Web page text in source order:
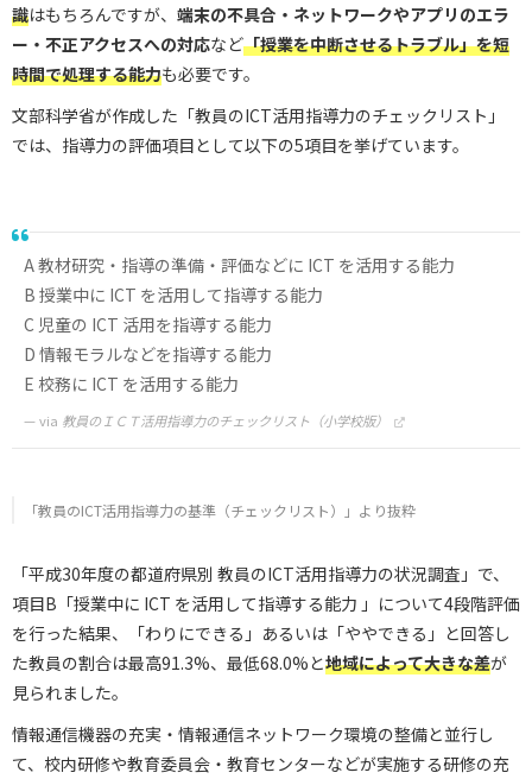
識はもちろんですが、 端末の不具合・ネットワークやアプリのエラ
ー・不正アクセスへの対応など「授業を中断させるトラブル」を短
時間で処理する能力も必要です。
文部科学省が作成した「教員のICT活用指導力のチェックリスト」
では、指導力の評価項目として以下の5項目を挙げています。
A 教材研究・指導の準備・評価などに ICT を活用する能力
B 授業中に ICT を活用して指導する能力
C 児童の ICT 活用を指導する能力
D 情報モラルなどを指導する能力
E 校務に ICT を活用する能力
via 教員のＩＣＴ活用指導力のチェックリスト（小学校版）
「教員のICT活用指導力の基準（チェックリスト）」より抜粋
「平成30年度の都道府県別 教員のICT活用指導力の状況調査」で、
項目B「授業中に ICT を活用して指導する能力 」について4段階評価
を行った結果、「わりにできる」あるいは「ややできる」と回答し
た教員の割合は最高91.3%、最低68.0%と地域によって大きな差が
見られました。
情報通信機器の充実・情報通信ネットワーク環境の整備と並行し
て、校内研修や教育委員会・教育センターなどが実施する研修の充